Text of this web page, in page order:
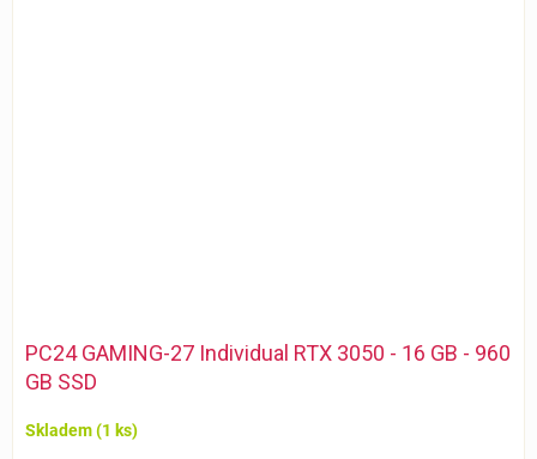
PC24 GAMING-27 Individual RTX 3050 - 16 GB - 960
GB SSD
Skladem(1 ks)